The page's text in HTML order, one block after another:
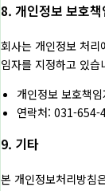
8. 개인정보 보호
회사는 개인정보 처
임자를 지정하고 있습
개인정보 보호책
연락처: 031-654-
9. 기타
본 개인정보처리방침